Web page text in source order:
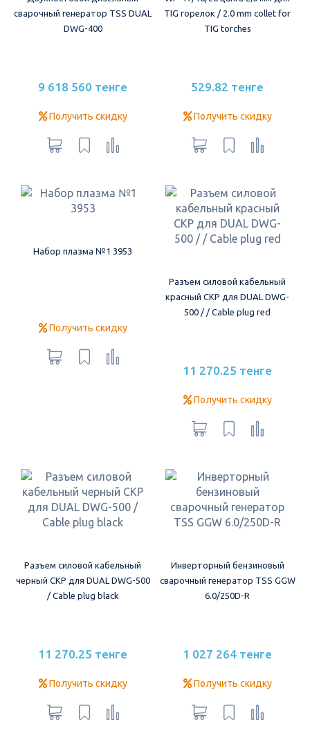
сварочный генератор TSS DUAL
DWG-400
9 618 560 тенге
Получить скидку
TIG горелок / 2.0 mm collet for
TIG torches
529.82 тенге
Получить скидку
Набор плазма №1 3953
Получить скидку
Разъем силовой кабельный
красный СКР для DUAL DWG-
500 / / Cable plug red
11 270.25 тенге
Получить скидку
Разъем силовой кабельный
черный СКР для DUAL DWG-500
/ Cable plug black
11 270.25 тенге
Получить скидку
Инверторный бензиновый
сварочный генератор TSS GGW
6.0/250D-R
1 027 264 тенге
Получить скидку